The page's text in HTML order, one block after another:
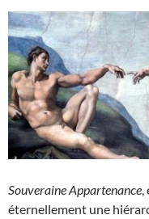
Souveraine Appartenance
éternellement une